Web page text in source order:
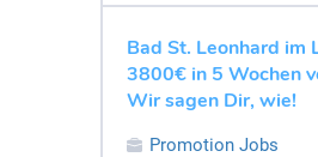
Bad St. Leonhard im
3800€ in 5 Wochen
Wir sagen Dir, wie!
Promotion Jobs